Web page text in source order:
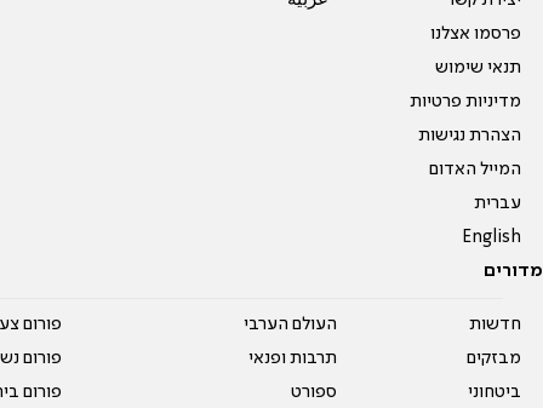
פרסמו אצלנו
תנאי שימוש
מדיניות פרטיות
הצהרת נגישות
המייל האדום
עברית
English
מדורים
חדשות
מבזקים
ביטחוני
העולם הערבי
תרבות ופנאי
ספורט
פורום
פורום
פורום